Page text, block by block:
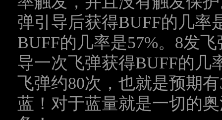
弹引导后获得BUFF的几率
BUFF的几率是57%。 8发飞
导一次飞弹获得BUFF的几
飞弹约80次，也就是预期有
蓝！对于蓝量就是一切的